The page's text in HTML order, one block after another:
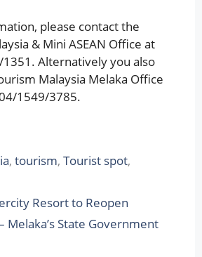
please contact the
& Mini ASEAN Office at
Alternatively you also
Malaysia Melaka Office
1549/3785.
,tourism,Tourist spot,
Resort to Reopen
Melaka’s State Government